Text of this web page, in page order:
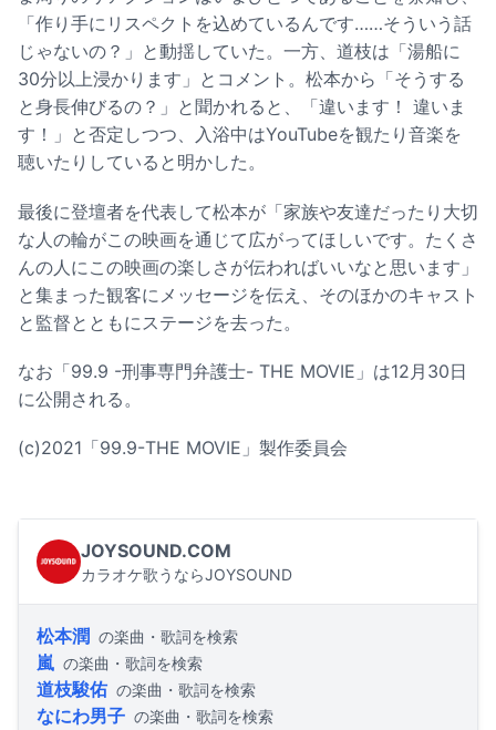
「作り手にリスペクトを込めているんです……そういう話
じゃないの？」と動揺していた。一方、道枝は「湯船に
30分以上浸かります」とコメント。松本から「そうする
と身長伸びるの？」と聞かれると、「違います！ 違いま
す！」と否定しつつ、入浴中はYouTubeを観たり音楽を
聴いたりしていると明かした。
最後に登壇者を代表して松本が「家族や友達だったり大切
な人の輪がこの映画を通じて広がってほしいです。たくさ
んの人にこの映画の楽しさが伝わればいいなと思います」
と集まった観客にメッセージを伝え、そのほかのキャスト
と監督とともにステージを去った。
なお「99.9 -刑事専門弁護士- THE MOVIE」は12月30日
に公開される。
(c)2021「99.9-THE MOVIE」製作委員会
JOYSOUND.COM
カラオケ歌うならJOYSOUND
松本潤 の楽曲・歌詞を検索
嵐 の楽曲・歌詞を検索
道枝駿佑 の楽曲・歌詞を検索
なにわ男子 の楽曲・歌詞を検索